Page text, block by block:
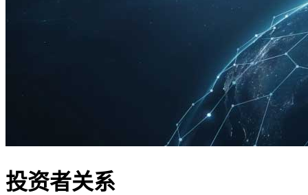
投资者关系